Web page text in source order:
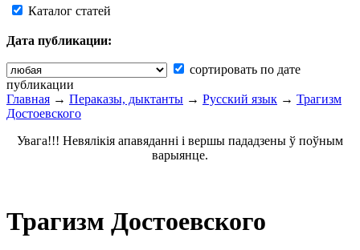
Каталог статей
Дата публикации:
сортировать по дате
публикации
Главная → Пераказы, дыктанты → Русский язык → Трагизм
Достоевского
Увага!!! Невялікія апавяданні і вершы пададзены ў поўным
варыянце.
Трагизм Достоевского